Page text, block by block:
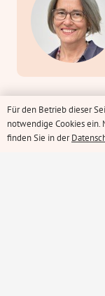
Für den Betrieb dieser
notwendige Cookies ein.
finden Sie in der